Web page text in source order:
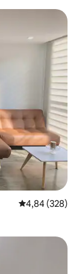
4,84 de uma
4,84 (328)